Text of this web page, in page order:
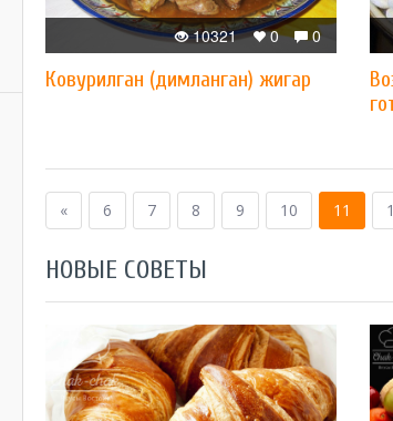
0
0
10321
Ковурилган (димланган) жигар
« 6 7 8 9 10 11
НОВЫЕ СОВЕТЫ